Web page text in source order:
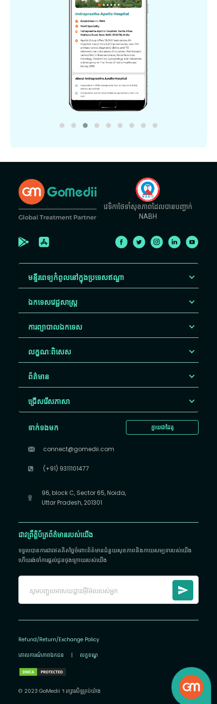
វេទិកាថែទាំសុខភាពដែលបានបញ្ជាក់
NABH
មន្ទីរពេទ្យកំពូលនៅក្នុងប្រទេសឥណ្ឌា
ឯកទេសវេជ្ជសាស្ត្រ
ការព្យាបាលឯកទេស
លក្ខណៈពិសេស
ព័ត៌មាន
ជ្រើសរើស​ភាសា
ក្លាយជាដៃគូ
ទាក់ទងមក
connect@gomedii.com
(+91) 9311101477
96, block C, Sector 65, Noida,
Uttar Pradesh, 201301
ជាវព្រឹត្តិប័ត្រព័ត៌មានរបស់យើង
ទទួលបានការជាវឥតគិតថ្លៃចំពោះព័ត៌មានជំនួយសុខភាពនិងកាយសម្បទារបស់យើង
ហើយរង់ចាំការផ្តល់ជូនចុងក្រោយរបស់យើង
Refund/Return/Exchange Policy
គោលការណ៍​ភាព​ឯកជន | លក្ខខណ្ឌ
© 2023 GoMedii ។ រក្សា​រ​សិទ្ធ​គ្រប់យ៉ាង